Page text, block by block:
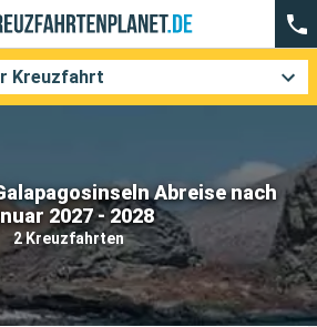
Abreise nach
2027 - 2028
2 Kreuzfahrten
Kreuzfahrt
Reedereien